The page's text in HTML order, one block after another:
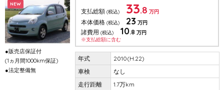
NEW
●販売店保証付
(1ヵ月間1000km保証)
●法定整備無
支払総額 (税込) 33.8 万円
本体価格 (税込) 23 万円
諸費用 (税込) 10.8 万円
※支払総額に含む
2010(H.22)
なし
1.7万km